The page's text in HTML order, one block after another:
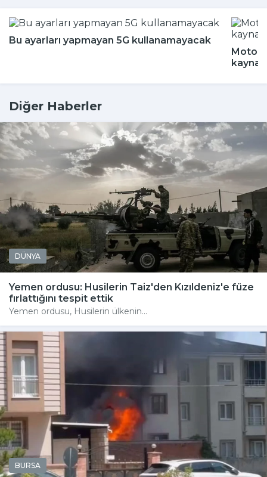
Bu ayarları yapmayan 5G kullanamayacak
Diğer Haberler
DÜNYA
Yemen ordusu: Husilerin Taiz'den Kızıldeniz'e füze
fırlattığını tespit ettik
Yemen ordusu, Husilerin ülkenin...
BURSA